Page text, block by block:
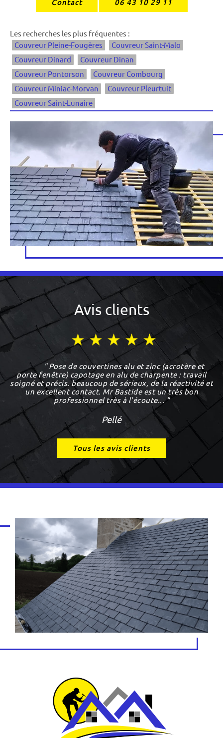
Contact 06 43 10 29 11
Les recherches les plus fréquentes :
Couvreur Pleine-Fougères
Couvreur Saint-Malo
Couvreur Dinard
Couvreur Dinan
Couvreur Pontorson
Couvreur Combourg
Couvreur Miniac-Morvan
Couvreur Pleurtuit
Couvreur Saint-Lunaire
Avis clients
" Pose de couvertines alu et zinc (acrotère et
porte fenêtre) capotage en alu de charpente : travail
soigné et précis. beaucoup de sérieux, de la réactivité et
un excellent contact. Mr Bastide est un très bon
professionnel très à l'écoute... "
Pellé
Tous les avis clients